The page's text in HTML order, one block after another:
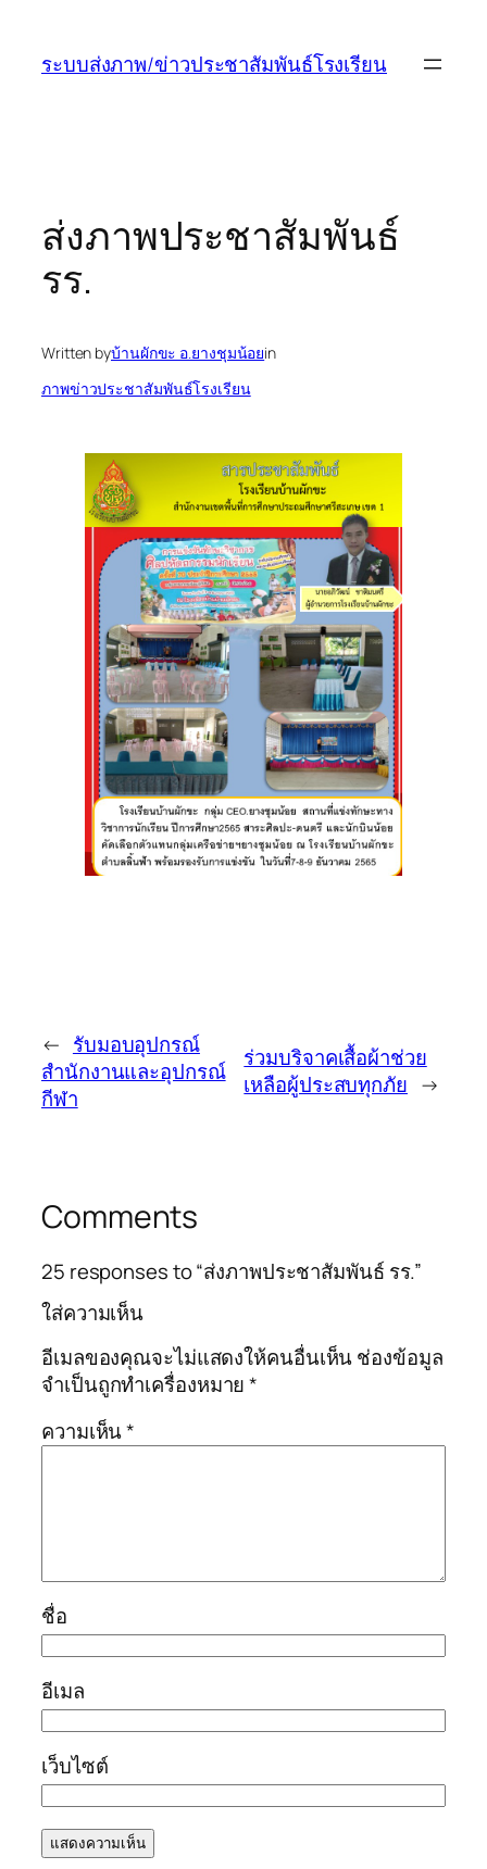
ระบบส่งภาพ/ข่าวประชาสัมพันธ์โรงเรียน
ส่งภาพประชาสัมพันธ์
รร.
Written byบ้านผักขะ อ.ยางชุมน้อยin
ภาพข่าวประชาสัมพันธ์โรงเรียน
← รับมอบอุปกรณ์
สำนักงานและอุปกรณ์
กีฬา
ร่วมบริจาคเสื้อผ้าช่วย
เหลือผู้ประสบทุกภัย →
Comments
25 responses to “ส่งภาพประชาสัมพันธ์ รร.”
ใส่ความเห็น
อีเมลของคุณจะไม่แสดงให้คนอื่นเห็นช่องข้อมูล
จำเป็นถูกทำเครื่องหมาย*
ความเห็น*
ชื่อ
อีเมล
เว็บไซต์